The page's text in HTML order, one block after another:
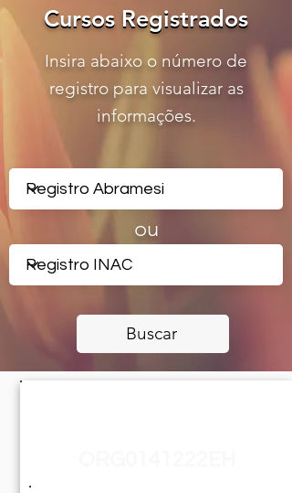
Cursos Registrados
Cursos Registrados
Insira abaixo o número de
registro para visualizar as
informações.
ou
Buscar